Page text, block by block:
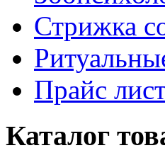
Стрижка
Прайс
Каталог